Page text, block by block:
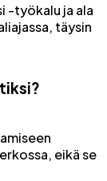
-työkalu ja ala
täysin
eikä se